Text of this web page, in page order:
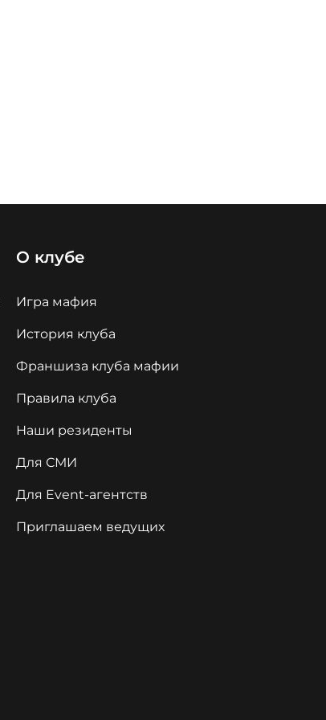
О клубе
Игра мафия
История клуба
Франшиза клуба мафии
Правила клуба
Наши резиденты
Для СМИ
Для Event-агентств
Приглашаем ведущих